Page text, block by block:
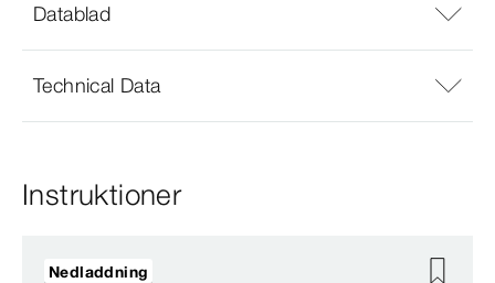
Datablad
Technical Data
Instruktioner
Nedladdning